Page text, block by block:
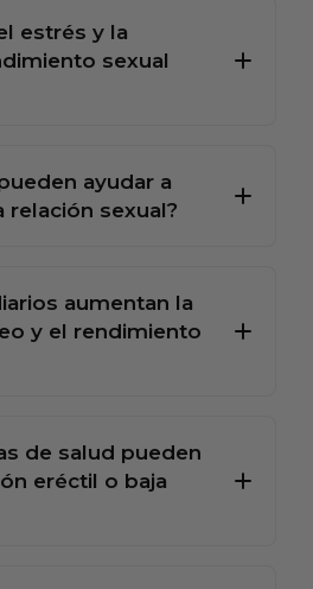
estrés y la
sexual
ayudar a
relación sexual?
aumentan la
y el rendimiento
de salud pueden
eréctil o baja